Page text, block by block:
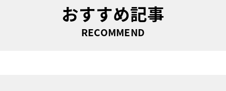
おすすめ記事
RECOMMEND